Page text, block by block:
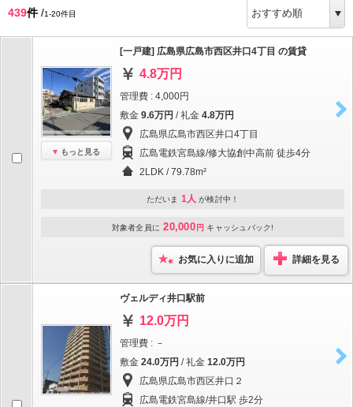
439件/1-20件目
もっと見る
[一戸建] 広島県広島市西区井口4丁目 の賃貸
4.8万円
管理費 : 4,000円
敷金 9.6万円 / 礼金 4.8万円
広島県広島市西区井口4丁目
広島電鉄宮島線/修大協創中高前 徒歩4分
2LDK / 79.78m²
ただいま 1人 が検討中！
対象者全員に 20,000 円 キャッシュバック!
お気に入りに追加 詳細を見る
ヴェルディ井口駅前
12.0万円
管理費 : －
敷金 24.0万円 / 礼金 12.0万円
広島県広島市西区井口２
広島電鉄宮島線/井口駅 歩2分